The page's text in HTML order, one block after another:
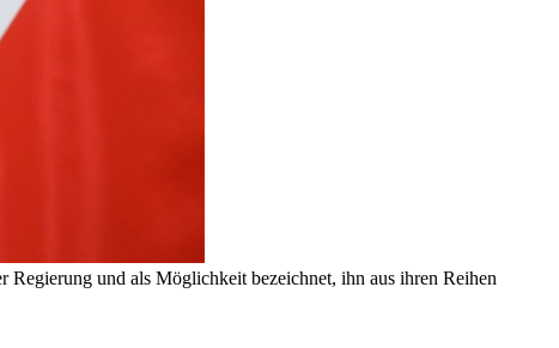
Regierung und als Möglichkeit bezeichnet, ihn aus ihren Reihen